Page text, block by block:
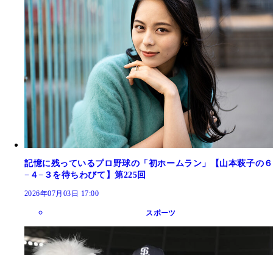
記憶に残っているプロ野球の「初ホームラン」【山本萩子の６
−４−３を待ちわびて】第225回
2026年07月03日 17:00
スポーツ